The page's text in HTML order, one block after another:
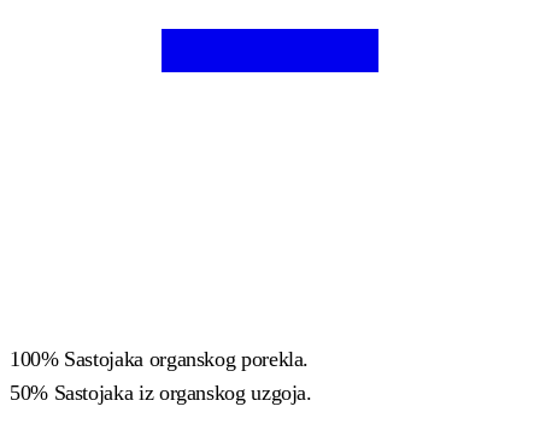
100% Sastojaka organskog porekla.
50% Sastojaka iz organskog uzgoja.